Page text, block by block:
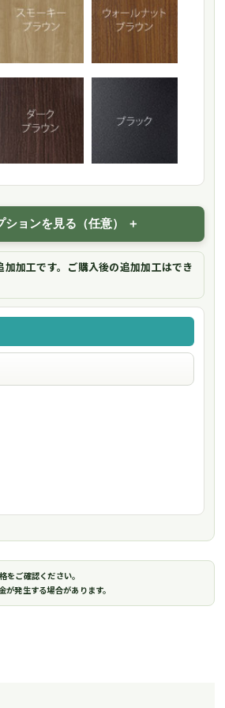
ションを見る（任意）
加工です。ご購入後の追加加工はでき
ご確認ください。
発生する場合があります。